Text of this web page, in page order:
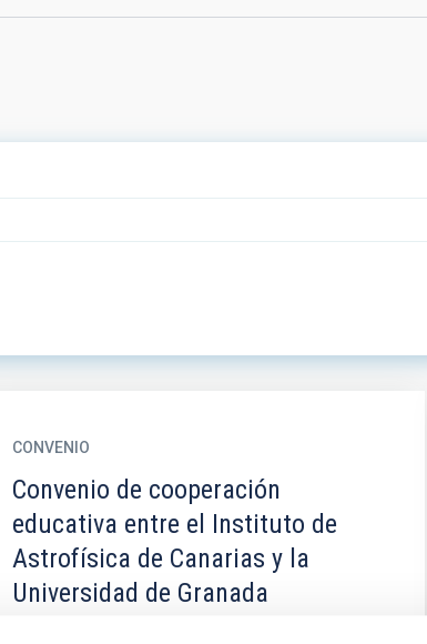
CONVENIO
Convenio de cooperación
educativa entre el Instituto de
Astrofísica de Canarias y la
Universidad de Granada